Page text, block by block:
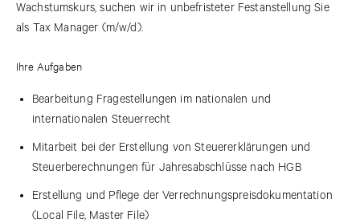
Wachstumskurs, suchen wir in unbefristeter Festanstellung Sie
als Tax Manager (m/w/d).
Ihre Aufgaben
Bearbeitung Fragestellungen im nationalen und
internationalen Steuerrecht
Mitarbeit bei der Erstellung von Steuererklärungen und
Steuerberechnungen für Jahresabschlüsse nach HGB
Erstellung und Pflege der Verrechnungspreisdokumentation
(Local File, Master File)